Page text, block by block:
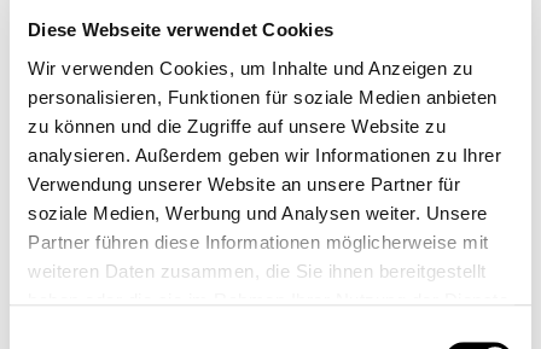
Diese Webseite verwendet Cookies
Wir verwenden Cookies, um Inhalte und Anzeigen zu
personalisieren, Funktionen für soziale Medien anbieten
zu können und die Zugriffe auf unsere Website zu
analysieren. Außerdem geben wir Informationen zu Ihrer
Verwendung unserer Website an unsere Partner für
soziale Medien, Werbung und Analysen weiter. Unsere
Partner führen diese Informationen möglicherweise mit
weiteren Daten zusammen, die Sie ihnen bereitgestellt
CO2-Einsparungen zu quantifizieren, indem man den
Einsatz von Drohnen mit konventionellen Transporten
vergleicht.
„Wir haben Tests im Freien in Prags, auf dem Ritten
und in Corvara durchgeführt, und wir werden weitere
Tests am Kronplatz vornehmen, um die Wirksamkeit
der Drohnen zu überprüfen und sie mit anderen
Formen der Rettung zu vergleichen", erklärt Roberto
Mendicino, Forscher bei Eurac Research und